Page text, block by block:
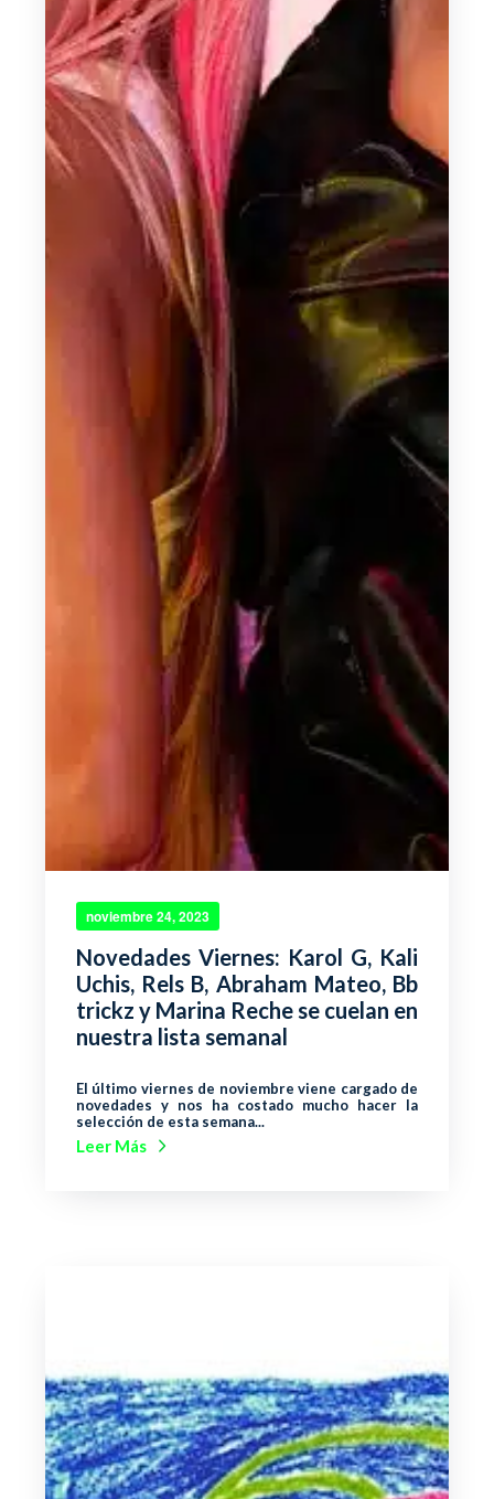
noviembre 24, 2023
Novedades Viernes: Karol G, Kali
Uchis, Rels B, Abraham Mateo, Bb
trickz y Marina Reche se cuelan en
nuestra lista semanal
El último viernes de noviembre viene cargado de
novedades y nos ha costado mucho hacer la
selección de esta semana...
Leer Más